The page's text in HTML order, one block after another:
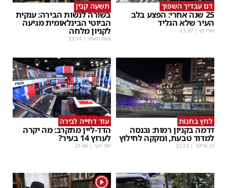
דם עבדיך השפוך
25 שנה אחרי: הפצע בלב
העיר שלא הגליד
אורי כץ |
23:39
תִּשְׁעָה קַבִּין
בשורה לנשות הבירה: ענקית
הביוטי הבינלאומית מגיעה
לקניון מלחה
צוות האתר |
23:14
לחץ בחנות
דרמה בקניון רמות: נכנסה
למדוד טבעת, ונזקקה לחילוץ
דב אייזנר |
22:23
עוד דחייה לבירה
הדד-ליין מתקרב: מה יקרה
לערוץ 14 בעיר?
יוסי וינר |
21:46
1